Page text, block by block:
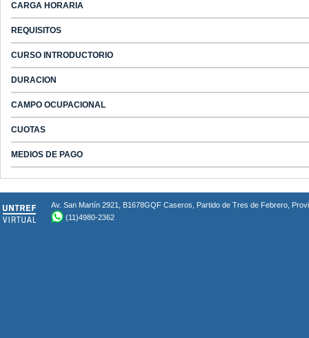
CARGA HORARIA
REQUISITOS
CURSO INTRODUCTORIO
DURACION
CAMPO OCUPACIONAL
CUOTAS
MEDIOS DE PAGO
Av. San Martín 2921, B1678GQF Caseros, Partido de Tres de Febrero,
(11)4980-2362